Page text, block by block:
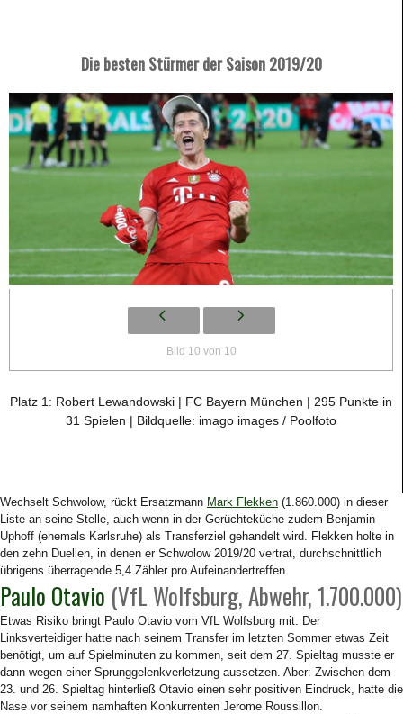
Die besten Stürmer der Saison 2019/20
Bild 10 von 10
Platz 1: Robert Lewandowski | FC Bayern München | 295 Punkte in
31 Spielen | Bildquelle: imago images / Poolfoto
Wechselt Schwolow, rückt Ersatzmann Mark Flekken (1.860.000) in dieser
Liste an seine Stelle, auch wenn in der Gerüchteküche zudem Benjamin
Uphoff (ehemals Karlsruhe) als Transferziel gehandelt wird. Flekken holte in
den zehn Duellen, in denen er Schwolow 2019/20 vertrat, durchschnittlich
übrigens überragende 5,4 Zähler pro Aufeinandertreffen.
Paulo Otavio (VfL Wolfsburg, Abwehr, 1.700.000)
Etwas Risiko bringt Paulo Otavio vom VfL Wolfsburg mit. Der
Linksverteidiger hatte nach seinem Transfer im letzten Sommer etwas Zeit
benötigt, um auf Spielminuten zu kommen, seit dem 27. Spieltag musste er
dann wegen einer Sprunggelenkverletzung aussetzen. Aber: Zwischen dem
23. und 26. Spieltag hinterließ Otavio einen sehr positiven Eindruck, hatte die
Nase vor seinem namhaften Konkurrenten Jerome Roussillon.